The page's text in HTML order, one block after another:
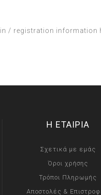
/ registration information
Η ΕΤΑΙΡΙΑ
Σχετικά με εμάς
Όροι χρήσης
Τρόποι Πληρωμής
Αποστολές &